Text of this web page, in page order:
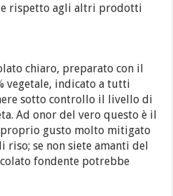
rispetto agli altri prodotti
chiaro, preparato con il
vegetale, indicato a tutti
sotto controllo il livello di
Ad onor del vero questo è il
gusto molto mitigato
riso; se non siete amanti del
fondente potrebbe